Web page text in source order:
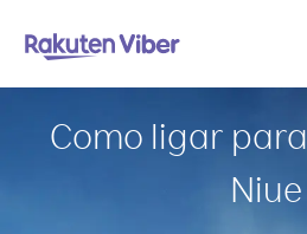
Como ligar
Niue